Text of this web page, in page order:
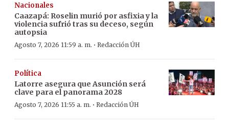
Nacionales
Caazapá: Roselin murió por asfixia y la
violencia sufrió tras su deceso, según
autopsia
Agosto 7, 2026 11:59 a. m. · Redacción ÚH
Política
Latorre asegura que Asunción será
clave para el panorama 2028
Agosto 7, 2026 11:55 a. m. · Redacción ÚH